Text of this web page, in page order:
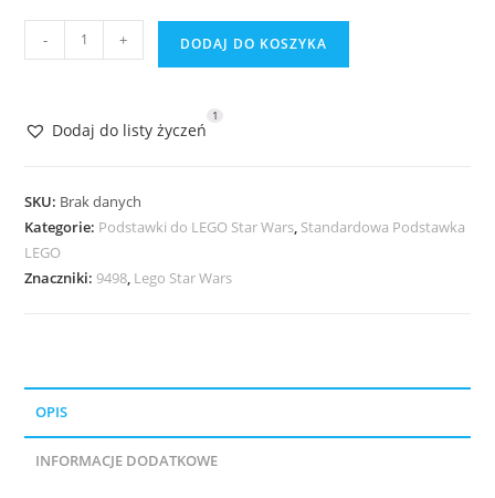
Podstawka
Star
9498
Saesee
Tiin's
Jedi
- + DODAJ DO KOSZYKA
Dodaj do listy życzeń
1
SKU: Brak danych
Kategorie: Podstawki do LEGO Star Wars, Standardowa Podstawka
LEGO
Znaczniki: 9498, Lego Star Wars
OPIS
INFORMACJE DODATKOWE